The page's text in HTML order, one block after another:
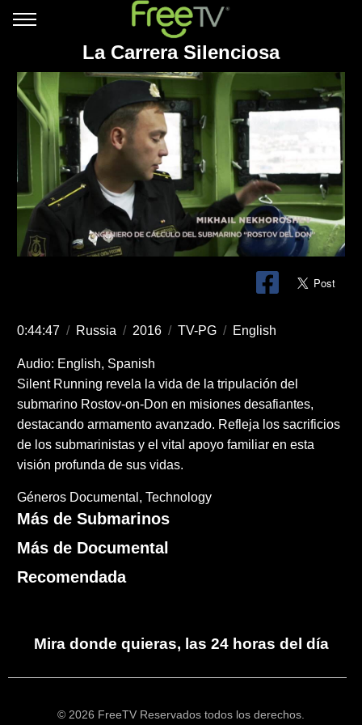
La Carrera Silenciosa
0:44:47 / Russia / 2016 / TV-PG / English
Audio: English, Spanish
Silent Running revela la vida de la tripulación del
submarino Rostov-on-Don en misiones desafiantes,
destacando armamento avanzado. Refleja los sacrificios
de los submarinistas y el vital apoyo familiar en esta
visión profunda de sus vidas.
Géneros Documental Technology
Más de Submarinos
Más de Documental
Recomendada
Mira donde quieras, las 24 horas del día
© 2026 FreeTV Reservados todos los derechos.